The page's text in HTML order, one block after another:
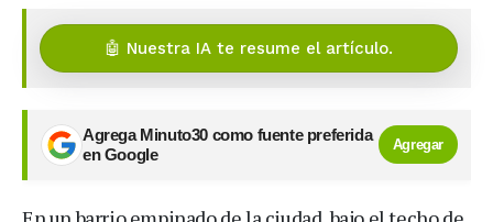
🤖 Nuestra IA te resume el artículo.
Agrega Minuto30 como fuente preferida
en Google
Agregar